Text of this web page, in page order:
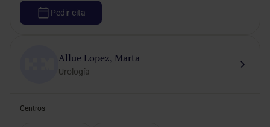
Pedir cita
Allue Lopez, Marta
Urología
Centros